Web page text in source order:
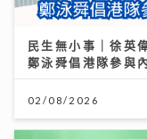
民生無小事｜徐英
鄭泳舜倡港隊參與
02/08/2026